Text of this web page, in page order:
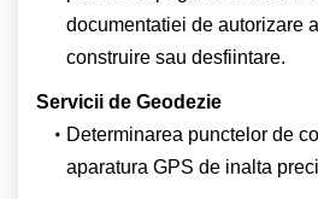
documentatiei de autorizare
construire sau desfiintare.
Servicii de Geodezie
Determinarea punctelor de
aparatura GPS de inalta